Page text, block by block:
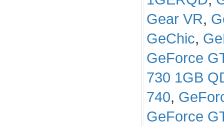
Gear VR,
GeChic,
GeForce
730 1GB
740,
GeForce